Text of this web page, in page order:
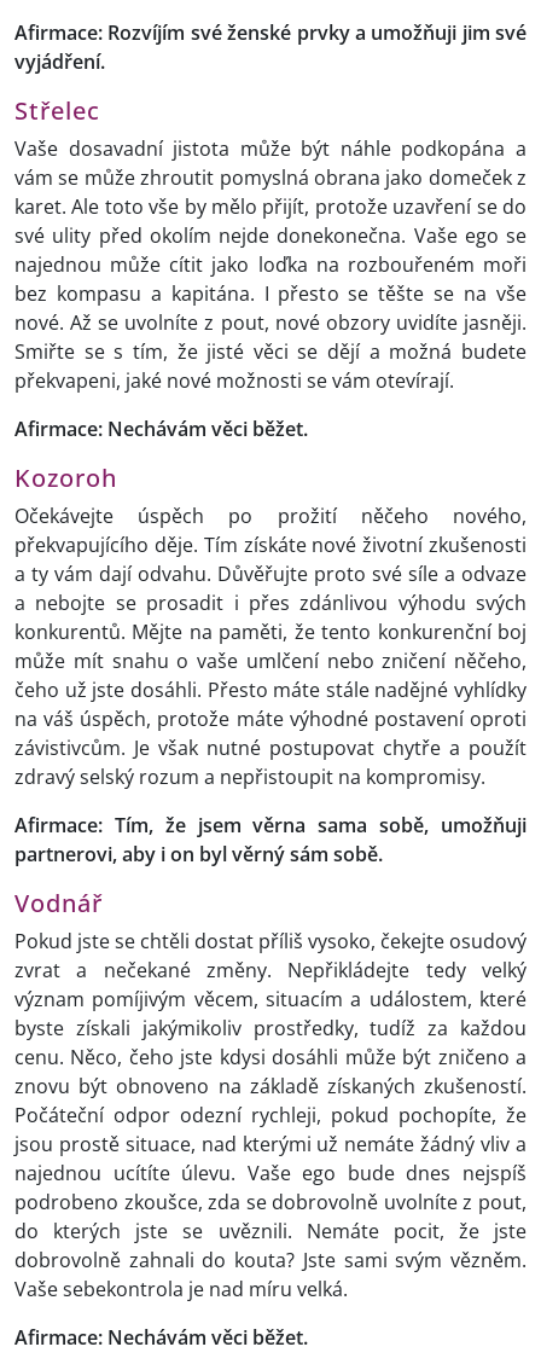
Afirmace: Rozvíjím své ženské prvky a umožňuji jim své
vyjádření.
Střelec
Vaše dosavadní jistota může být náhle podkopána a
vám se může zhroutit pomyslná obrana jako domeček z
karet. Ale toto vše by mělo přijít, protože uzavření se do
své ulity před okolím nejde donekonečna. Vaše ego se
najednou může cítit jako loďka na rozbouřeném moři
bez kompasu a kapitána. I přesto se těšte se na vše
nové. Až se uvolníte z pout, nové obzory uvidíte jasněji.
Smiřte se s tím, že jisté věci se dějí a možná budete
překvapeni, jaké nové možnosti se vám otevírají.
Afirmace: Nechávám věci běžet.
Kozoroh
Očekávejte úspěch po prožití něčeho nového,
překvapujícího děje. Tím získáte nové životní zkušenosti
a ty vám dají odvahu. Důvěřujte proto své síle a odvaze
a nebojte se prosadit i přes zdánlivou výhodu svých
konkurentů. Mějte na paměti, že tento konkurenční boj
může mít snahu o vaše umlčení nebo zničení něčeho,
čeho už jste dosáhli. Přesto máte stále nadějné vyhlídky
na váš úspěch, protože máte výhodné postavení oproti
závistivcům. Je však nutné postupovat chytře a použít
zdravý selský rozum a nepřistoupit na kompromisy.
Afirmace: Tím, že jsem věrna sama sobě, umožňuji
partnerovi, aby i on byl věrný sám sobě.
Vodnář
Pokud jste se chtěli dostat příliš vysoko, čekejte osudový
zvrat a nečekané změny. Nepřikládejte tedy velký
význam pomíjivým věcem, situacím a událostem, které
byste získali jakýmikoliv prostředky, tudíž za každou
cenu. Něco, čeho jste kdysi dosáhli může být zničeno a
znovu být obnoveno na základě získaných zkušeností.
Počáteční odpor odezní rychleji, pokud pochopíte, že
jsou prostě situace, nad kterými už nemáte žádný vliv a
najednou ucítíte úlevu. Vaše ego bude dnes nejspíš
podrobeno zkoušce, zda se dobrovolně uvolníte z pout,
do kterých jste se uvěznili. Nemáte pocit, že jste
dobrovolně zahnali do kouta? Jste sami svým vězněm.
Vaše sebekontrola je nad míru velká.
Afirmace: Nechávám věci běžet.